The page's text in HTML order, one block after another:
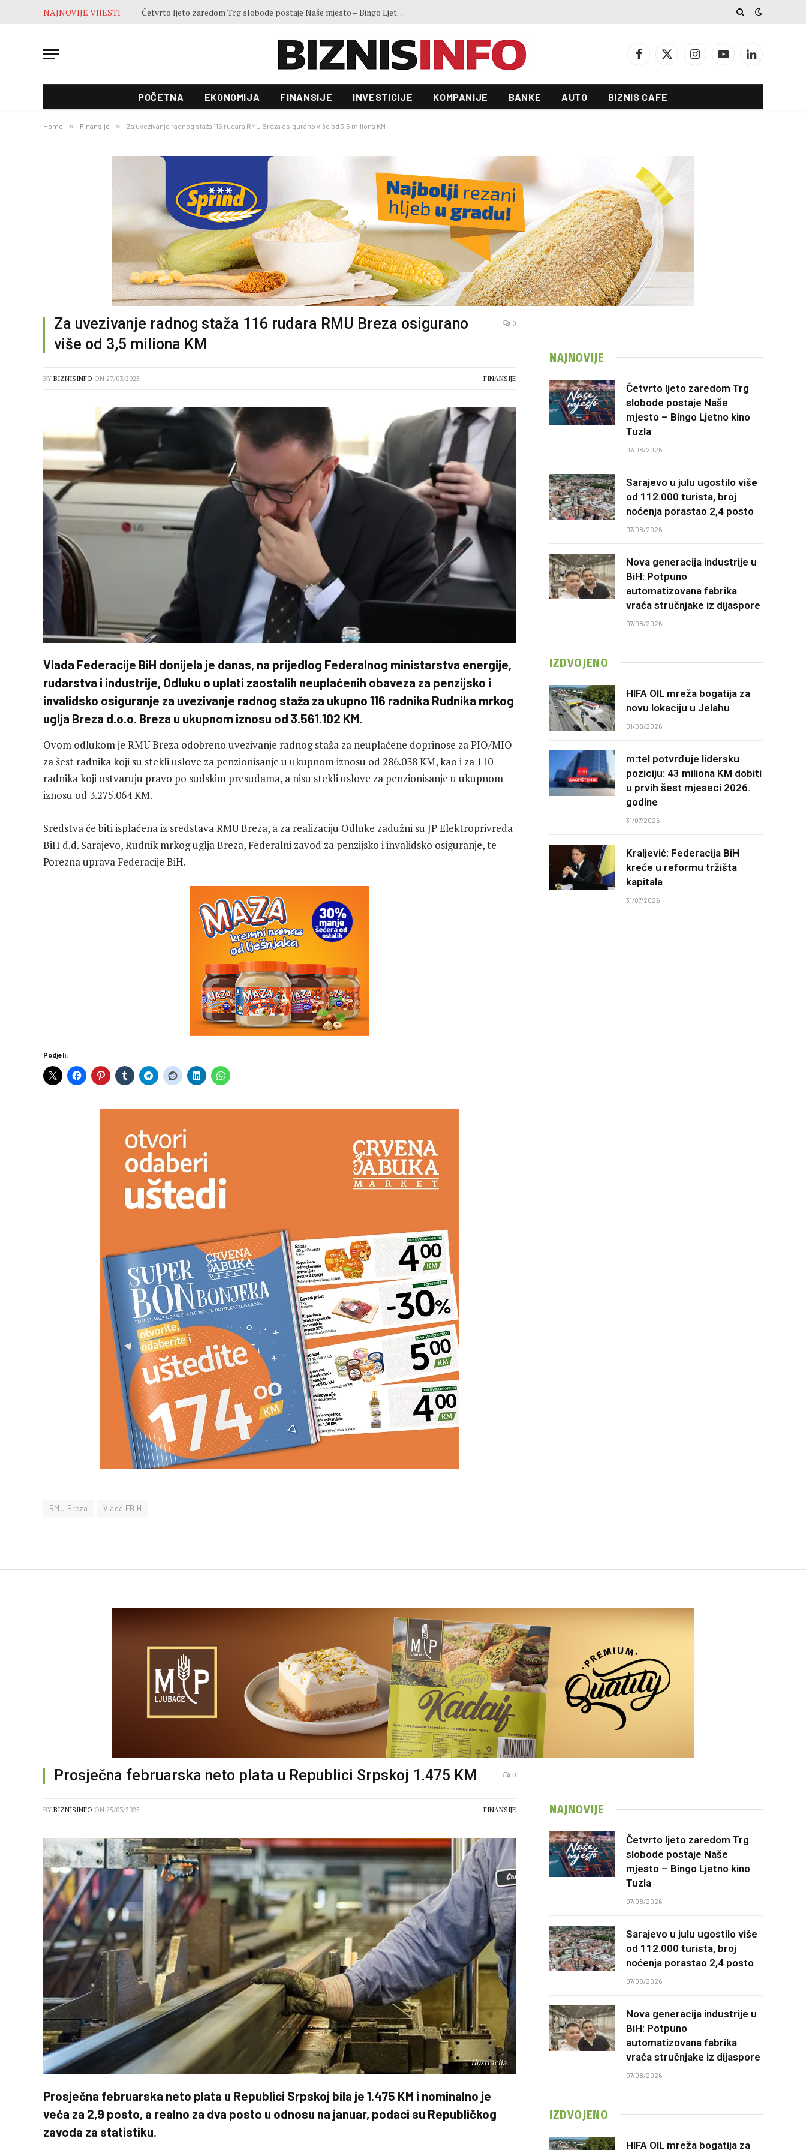
NAJNOVIJE VIJESTI Sarajevo u julu ugostilo više od 112.000 turista, broj noćenja porastao 2,4 posto
Facebook
X
InstagramYouTubeLinkedIn
POČETNA EKONOMIJA FINANSIJE INVESTICIJE KOMPANIJE BANKE AUTO BIZNIS CAFE
Home » Finansije » Za uvezivanje radnog staža 116 rudara RMU Breza osigurano više od 3,5 miliona KM
Za uvezivanje radnog staža 116 rudara RMU Breza osigurano
više od 3,5 miliona KM
0
BY BIZNISINFO ON 27/03/2025 FINANSIJE
Vlada Federacije BiH donijela je danas, na prijedlog Federalnog ministarstva energije,
rudarstva i industrije, Odluku o uplati zaostalih neuplaćenih obaveza za penzijsko i
invalidsko osiguranje za uvezivanje radnog staža za ukupno 116 radnika Rudnika mrkog
uglja Breza d.o.o. Breza u ukupnom iznosu od 3.561.102 KM.
Ovom odlukom je RMU Breza odobreno uvezivanje radnog staža za neuplaćene doprinose za PIO/MIO
za šest radnika koji su stekli uslove za penzionisanje u ukupnom iznosu od 286.038 KM, kao i za 110
radnika koji ostvaruju pravo po sudskim presudama, a nisu stekli uslove za penzionisanje u ukupnom
iznosu od 3.275.064 KM.
Sredstva će biti isplaćena iz sredstava RMU Breza, a za realizaciju Odluke zadužni su JP Elektroprivreda
BiH d.d. Sarajevo, Rudnik mrkog uglja Breza, Federalni zavod za penzijsko i invalidsko osiguranje, te
Porezna uprava Federacije BiH.
Podjeli:
RMU Breza Vlada FBiH
NAJNOVIJE
Četvrto ljeto zaredom Trg
slobode postaje Naše
mjesto – Bingo Ljetno kino
Tuzla
07/08/2026
Sarajevo u julu ugostilo više
od 112.000 turista, broj
noćenja porastao 2,4 posto
07/08/2026
Nova generacija industrije u
BiH: Potpuno
automatizovana fabrika
vraća stručnjake iz dijaspore
07/08/2026
IZDVOJENO
HIFA OIL mreža bogatija za
novu lokaciju u Jelahu
01/08/2026
m:tel potvrđuje lidersku
poziciju: 43 miliona KM dobiti
u prvih šest mjeseci 2026.
godine
31/07/2026
Kraljević: Federacija BiH
kreće u reformu tržišta
kapitala
31/07/2026
Prosječna februarska neto plata u Republici Srpskoj 1.475 KM 0
BY BIZNISINFO ON 25/03/2025 FINANSIJE
Ilustracija
Prosječna februarska neto plata u Republici Srpskoj bila je 1.475 KM i nominalno je
veća za 2,9 posto, a realno za dva posto u odnosu na januar, podaci su Republičkog
zavoda za statistiku.
NAJNOVIJE
Četvrto ljeto zaredom Trg
slobode postaje Naše
mjesto – Bingo Ljetno kino
Tuzla
07/08/2026
Sarajevo u julu ugostilo više
od 112.000 turista, broj
noćenja porastao 2,4 posto
07/08/2026
Nova generacija industrije u
BiH: Potpuno
automatizovana fabrika
vraća stručnjake iz dijaspore
07/08/2026
IZDVOJENO
HIFA OIL mreža bogatija za